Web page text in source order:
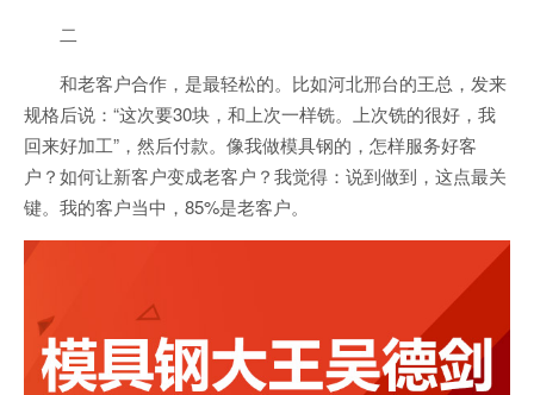
二
和老客户合作，是最轻松的。比如河北邢台的王总，发来
规格后说：“这次要30块，和上次一样铣。上次铣的很好，我
回来好加工”，然后付款。像我做模具钢的，怎样服务好客
户？如何让新客户变成老客户？我觉得：说到做到，这点最关
键。我的客户当中，85%是老客户。